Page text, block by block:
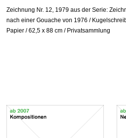
Zeichnung Nr. 12, 1979 aus der Serie:
nach einer Gouache von 1976 /
Papier / 62,5 x 88 cm / Privatsammlung